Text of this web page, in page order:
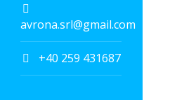
avrona.srl@gmail.com
+40 259 431687